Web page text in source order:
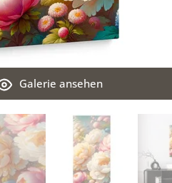
Galerie ansehen